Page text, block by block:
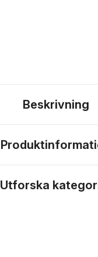
Beskrivning
Utforska